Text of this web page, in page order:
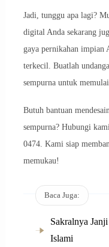
Jadi, tunggu apa lagi?
digital Anda sekarang
gaya pernikahan impian
terkecil. Buatlah
sempurna untuk
Butuh bantuan
sempurna? Hubungi
0474. Kami siap
memukau!
Baca Juga:
Sakralnya
Islami